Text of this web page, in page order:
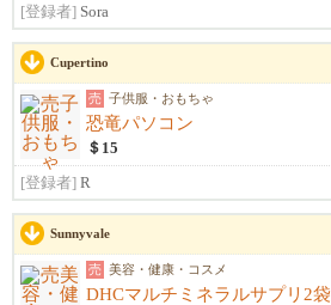
[登録者] Sora
Cupertino
売 子供服・おもちゃ
恐竜パソコン
＄15
[登録者] R
Sunnyvale
売 美容・健康・コスメ
DHCマルチミネラルサプリ2袋